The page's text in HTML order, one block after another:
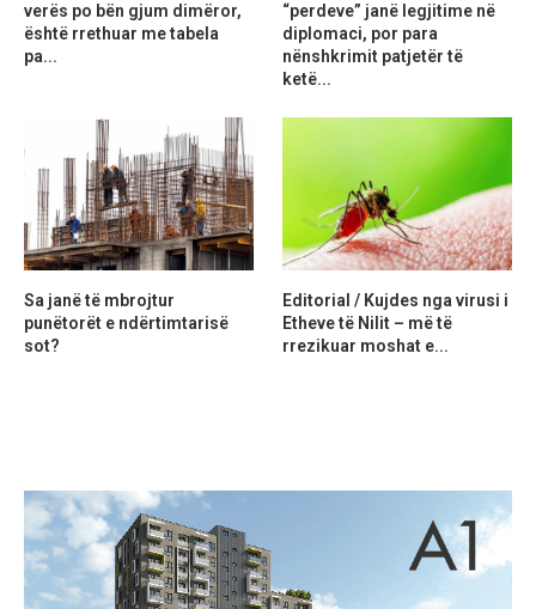
verës po bën gjum dimëror,
është rrethuar me tabela
pa...
“perdeve” janë legjitime në
diplomaci, por para
nënshkrimit patjetër të
ketë...
Sa janë të mbrojtur
punëtorët e ndërtimtarisë
sot?
Editorial / Kujdes nga virusi i
Etheve të Nilit – më të
rrezikuar moshat e...